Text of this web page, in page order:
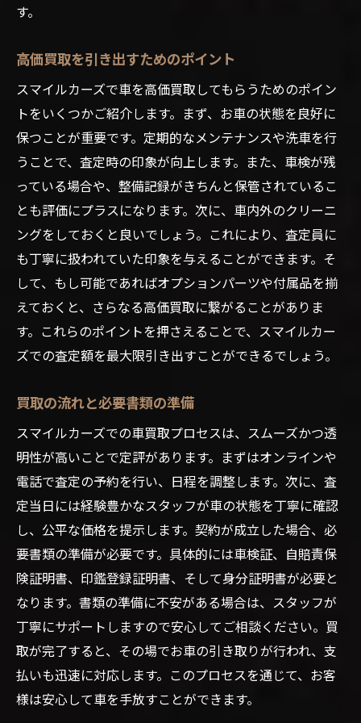
す。
高価買取を引き出すためのポイント
スマイルカーズで車を高価買取してもらうためのポイン
トをいくつかご紹介します。まず、お車の状態を良好に
保つことが重要です。定期的なメンテナンスや洗車を行
うことで、査定時の印象が向上します。また、車検が残
っている場合や、整備記録がきちんと保管されているこ
とも評価にプラスになります。次に、車内外のクリーニ
ングをしておくと良いでしょう。これにより、査定員に
も丁寧に扱われていた印象を与えることができます。そ
して、もし可能であればオプションパーツや付属品を揃
えておくと、さらなる高価買取に繋がることがありま
す。これらのポイントを押さえることで、スマイルカー
ズでの査定額を最大限引き出すことができるでしょう。
買取の流れと必要書類の準備
スマイルカーズでの車買取プロセスは、スムーズかつ透
明性が高いことで定評があります。まずはオンラインや
電話で査定の予約を行い、日程を調整します。次に、査
定当日には経験豊かなスタッフが車の状態を丁寧に確認
し、公平な価格を提示します。契約が成立した場合、必
要書類の準備が必要です。具体的には車検証、自賠責保
険証明書、印鑑登録証明書、そして身分証明書が必要と
なります。書類の準備に不安がある場合は、スタッフが
丁寧にサポートしますので安心してご相談ください。買
取が完了すると、その場でお車の引き取りが行われ、支
払いも迅速に対応します。このプロセスを通じて、お客
様は安心して車を手放すことができます。